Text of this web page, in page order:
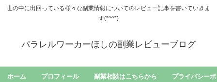
世の中に出回っている様々な副業情報についてのレビュー記事を書いていきま
す(*^^*)
パラレルワーカーほしの副業レビューブログ
ホーム プロフィール 副業相談はこちらから プライバシー